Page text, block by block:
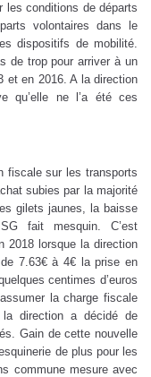
les conditions de départs
volontaires dans le
dispositifs de mobilité.
de trop pour arriver à un
et en 2016. A la direction
qu’elle ne l’a été ces
fiscale sur les transports
subies par la majorité
gilets jaunes, la baisse
fait mesquin. C’est
2018 lorsque la direction
7.63€ à 4€ la prise en
centimes d’euros
la charge fiscale
la direction a décidé de
Gain de cette nouvelle
de plus pour les
commune mesure avec